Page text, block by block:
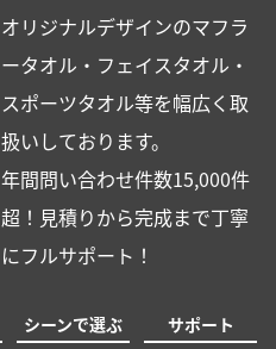
オリジナルデザインのマフラ
ータオル・フェイスタオル・
スポーツタオル等を幅広く取
扱いしております。
年間問い合わせ件数15,000件
超！見積りから完成まで丁寧
にフルサポート！
シーンで選ぶ サポート